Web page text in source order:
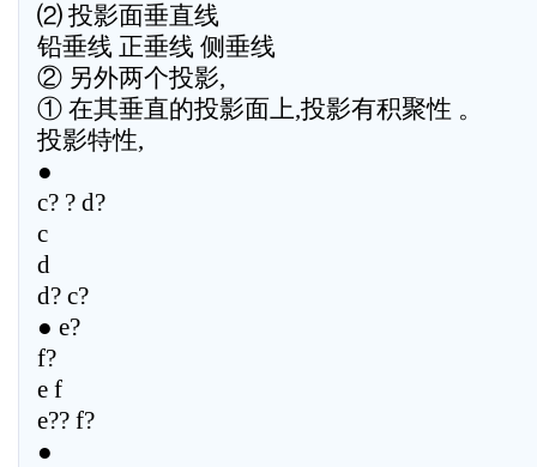
⑵ 投影面垂直线
铅垂线 正垂线 侧垂线
② 另外两个投影,
① 在其垂直的投影面上,投影有积聚性 。
投影特性,
●
c? ? d?
c
d
d? c?
● e?
f?
e f
e?? f?
●